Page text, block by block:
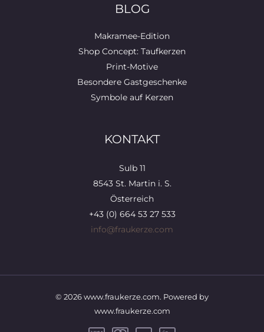
BLOG
Makramee-Edition
Shop Concept: Taufkerzen
Print-Motive
Besondere Gastgeschenke
Symbole auf Kerzen
KONTAKT
Sulb 11
8543 St. Martin i. S.
Österreich
+43 (0) 664 53 27 533
info@fraukerze.com
© 2026 www.fraukerze.com. Powered by
www.fraukerze.com